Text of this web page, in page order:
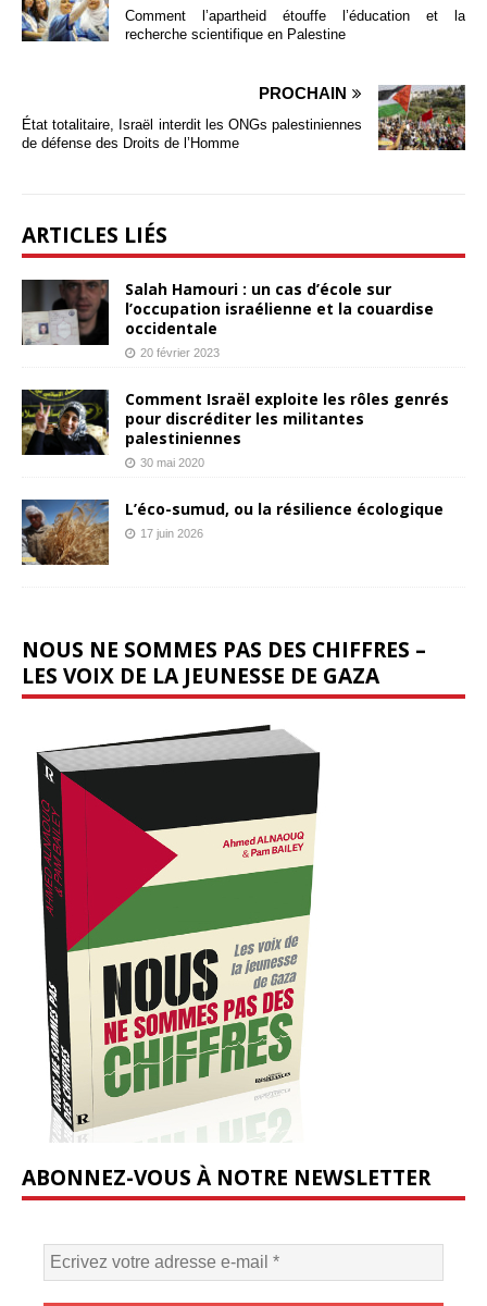
Comment l’apartheid étouffe l’éducation et la
recherche scientifique en Palestine
PROCHAIN
État totalitaire, Israël interdit les ONGs palestiniennes
de défense des Droits de l’Homme
ARTICLES LIÉS
Salah Hamouri : un cas d’école sur
l’occupation israélienne et la couardise
occidentale
20 février 2023
Comment Israël exploite les rôles genrés
pour discréditer les militantes
palestiniennes
30 mai 2020
L’éco-sumud, ou la résilience écologique
17 juin 2026
NOUS NE SOMMES PAS DES CHIFFRES –
LES VOIX DE LA JEUNESSE DE GAZA
ABONNEZ-VOUS À NOTRE NEWSLETTER